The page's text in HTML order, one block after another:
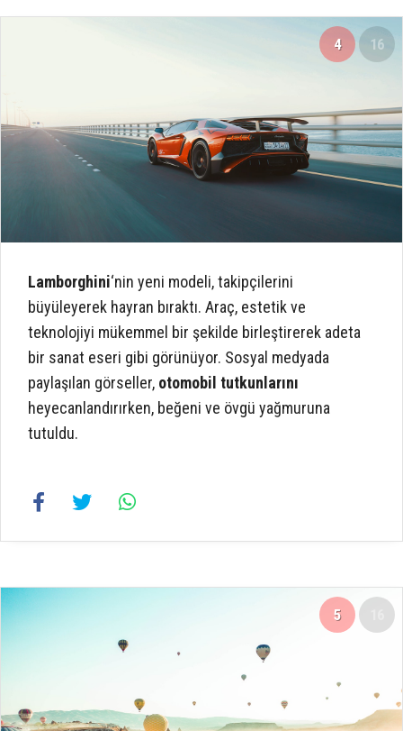
4 16
Lamborghini‘nin yeni modeli, takipçilerini
büyüleyerek hayran bıraktı. Araç, estetik ve
teknolojiyi mükemmel bir şekilde birleştirerek adeta
bir sanat eseri gibi görünüyor. Sosyal medyada
paylaşılan görseller, otomobil tutkunlarını
heyecanlandırırken, beğeni ve övgü yağmuruna
tutuldu.
5